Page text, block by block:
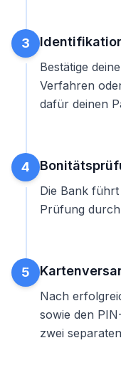
3
Bestätige
Verfahren
dafür deinen
4
Die Bank führt
Prüfung
5
Nach
sowie den
zwei